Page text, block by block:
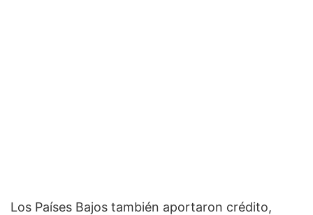
Los Países Bajos también aportaron crédito,